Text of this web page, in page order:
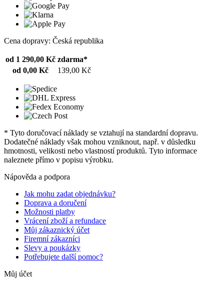
Cena dopravy: Česká republika
od 1 290,00 Kč zdarma*
od 0,00 Kč
139,00 Kč
* Tyto doručovací náklady se vztahují na standardní dopravu.
Dodatečné náklady však mohou vzniknout, např. v důsledku
hmotnosti, velikosti nebo vlastností produktů. Tyto informace
naleznete přímo v popisu výrobku.
Nápověda a podpora
Jak mohu zadat objednávku?
Doprava a doručení
Možnosti platby
Vrácení zboží a refundace
Můj zákaznický účet
Firemní zákazníci
Slevy a poukázky
Potřebujete další pomoc?
Můj účet